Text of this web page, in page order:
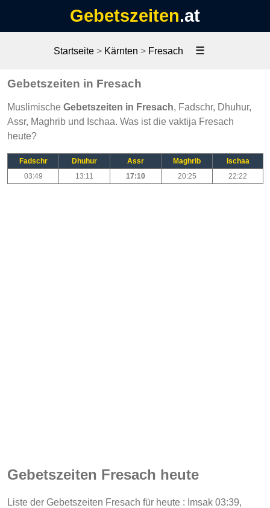
Gebetszeiten.at
Startseite> Kärnten > Fresach ☰
Gebetszeiten in Fresach
Muslimische Gebetszeiten in Fresach, Fadschr, Dhuhur,
Assr, Maghrib und Ischaa. Was ist die vaktija Fresach
heute?
Fadschr Dhuhur Assr Maghrib
Ischaa
03:49
13:11 17:10 20:25 22:22
Gebetszeiten Fresach heute
Liste der Gebetszeiten Fresach für heute : Imsak 03:39,